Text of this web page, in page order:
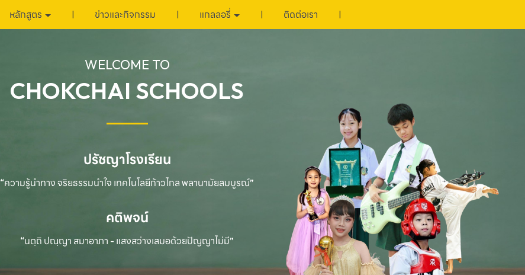
หลักสูตร ข่าวและกิจกรรม แกลลอรี่ ติดต่อเรา
WELCOME TO
CHOKCHAI SCHOOLS
ปรัชญาโรงเรียน
“ความรู้นำทาง จริยธรรมนำใจ เทคโนโลยีก้าวไกลพลานามัยสมบูรณ์”
คติพจน์
“นตฺถิ ปณฺญา สมาอาภา - แสงสว่างเสมอด้วยปัญญาไม่มี”